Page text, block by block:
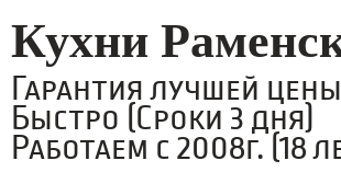
Кухни
Гарантия лучшей цены
Быстро (Сроки 3 дня)
Работаем с 2008г. (18